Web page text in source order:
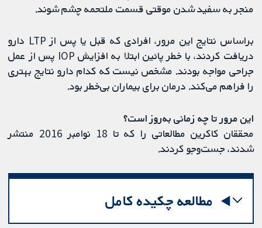
منجر به سفید شدن موقتی قسمت ملتحمه چشم شوند.
براساس نتایج این مرور، افرادی که قبل یا پس از LTP دارو
دریافت کردند، با خطر پائین ابتلا به افزایش IOP پس از عمل
جراحی مواجه بودند. مشخص نیست که کدام دارو نتایج بهتری
را فراهم می‌کند. درمان برای بیماران بی‌خطر بود.
این مرور تا چه زمانی به‌روز است؟
محققان کاکرین مطالعاتی را که تا 18 نوامبر 2016 منتشر
شدند، جست‌وجو کردند.
مطالعه چکیده کامل